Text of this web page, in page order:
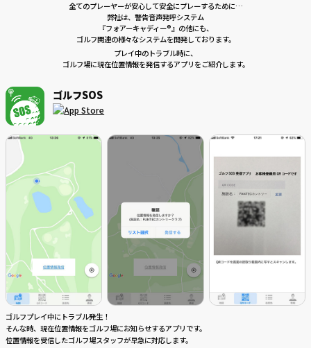
全てのプレーヤーが安心して安全にプレーするために…
弊社は、警告音声発呼システム
『フォアーキャディー®』の他にも、
ゴルフ関連の様々なシステムを開発しております。
プレイ中のトラブル時に、
ゴルフ場に現在位置情報を発信するアプリをご紹介します。
ゴルフSOS
ゴルフプレイ中にトラブル発生！
そんな時、現在位置情報をゴルフ場にお知らせするアプリです。
位置情報を受信したゴルフ場スタッフが早急に対応します。